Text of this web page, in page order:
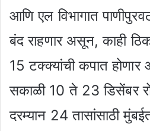
आणि एल विभागात
बंद राहणार असून, काही
15 टक्क्यांची कपात
सकाळी 10 ते 23 डिसेंबर
दरम्यान 24 तासांसाठी